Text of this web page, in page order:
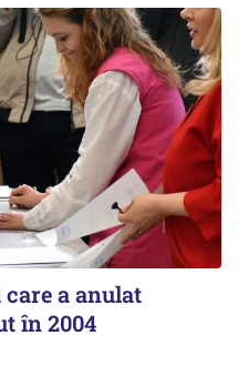
a anulat
în 2004